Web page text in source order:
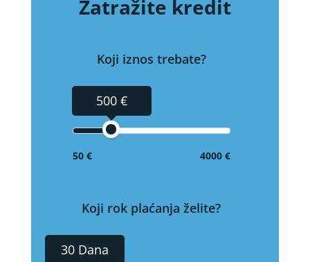
Zatražite kredit
Koji iznos trebate?
500 €
50 € 4000 €
Koji rok plaćanja želite?
30 Dana